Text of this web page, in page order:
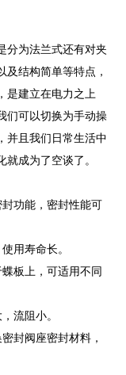
分为法兰式还有对夹
结构简单等特点，
是建立在电力之上
们可以切换为手动操
并且我们日常生活中
成为了空谈了。
功能，密封性能可
用寿命长。
板上，可适用不同
流阻小。
封阀座密封材料，